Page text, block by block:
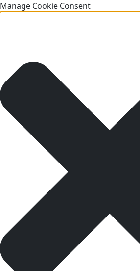
Manage Cookie Consent